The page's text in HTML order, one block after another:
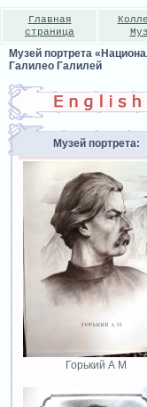
Главная
страница
Музей портрета
Галилео Галилей
Музей портрета:
Горький А М